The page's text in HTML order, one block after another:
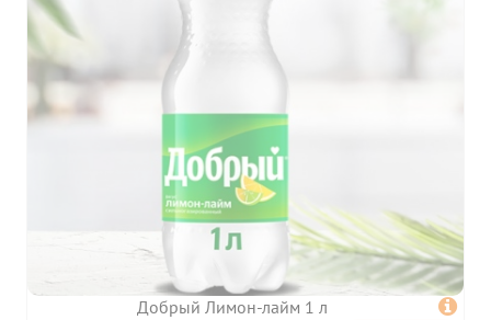
ИНФОРМАЦИЯ
УСЛОВИЯ ДОСТАВКИ
ОПЛАТА
КЭШБЭК
КОНФИДЕНЦИАЛЬНОСТИ
ПОЛЬЗОВАТЕЛЬСКОЕ
СОГЛАШЕНИЕ
ПУБЛИЧНАЯ ОФЕРТА
ФРАНШИЗА
Добрый Лимон-лайм 1 л 